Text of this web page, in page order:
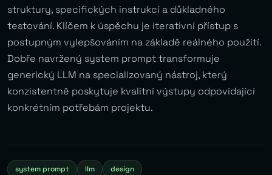
struktury, specifických instrukcí a důkladného
testování. Klíčem k úspěchu je iterativní přístup s
postupným vylepšováním na základě reálného použití.
Dobře navržený system prompt transformuje
generický LLM na specializovaný nástroj, který
konzistentně poskytuje kvalitní výstupy odpovídající
konkrétním potřebám projektu.
system prompt llm design